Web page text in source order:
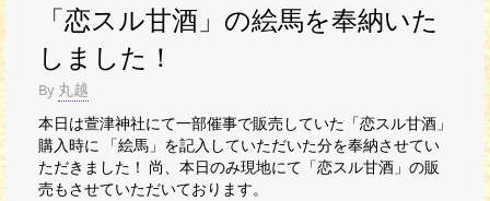
「恋スル甘酒」の絵馬を奉納いた
しました！
By 丸越
本日は萱津神社にて一部催事で販売していた「恋スル甘酒」
購入時に 「絵馬」を記入していただいた分を奉納させてい
ただきました！ 尚、本日のみ現地にて「恋スル甘酒」の販
売もさせていただいております。